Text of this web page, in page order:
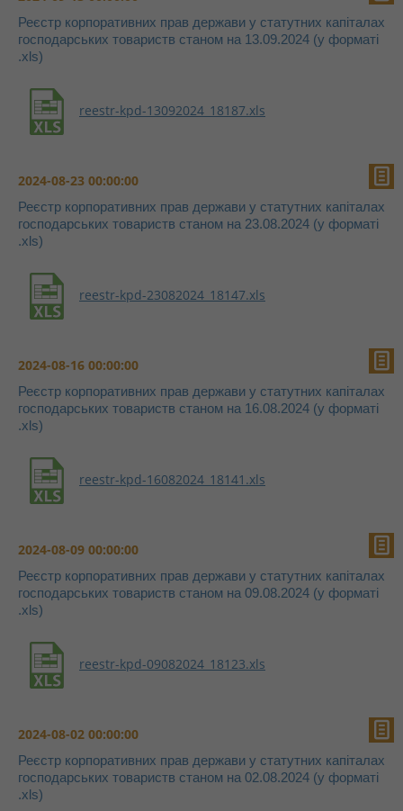
Реєстр корпоративних прав держави у статутних капіталах
господарських товариств станом на 13.09.2024 (у форматі
.xls)
reestr-kpd-13092024_18187.xls
2024-08-23 00:00:00
Реєстр корпоративних прав держави у статутних капіталах
господарських товариств станом на 23.08.2024 (у форматі
.xls)
reestr-kpd-23082024_18147.xls
2024-08-16 00:00:00
Реєстр корпоративних прав держави у статутних капіталах
господарських товариств станом на 16.08.2024 (у форматі
.xls)
reestr-kpd-16082024_18141.xls
2024-08-09 00:00:00
Реєстр корпоративних прав держави у статутних капіталах
господарських товариств станом на 09.08.2024 (у форматі
.xls)
reestr-kpd-09082024_18123.xls
2024-08-02 00:00:00
Реєстр корпоративних прав держави у статутних капіталах
господарських товариств станом на 02.08.2024 (у форматі
.xls)